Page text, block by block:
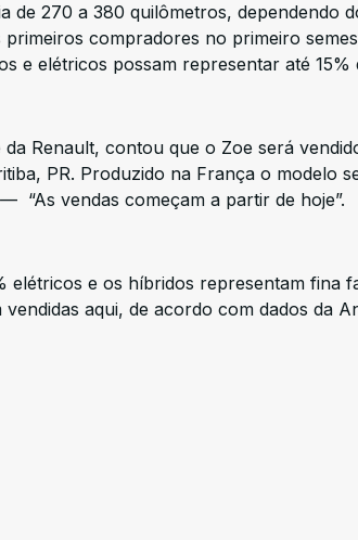
de 270 a 380 quilômetros, dependendo
compradores no primeiro
e elétricos possam representar até 15%
Renault, contou que o Zoe será
PR. Produzido na França o modelo
“As vendas começam a partir de hoje”.
elétricos e os híbridos representam fina
aqui, de acordo com dados da